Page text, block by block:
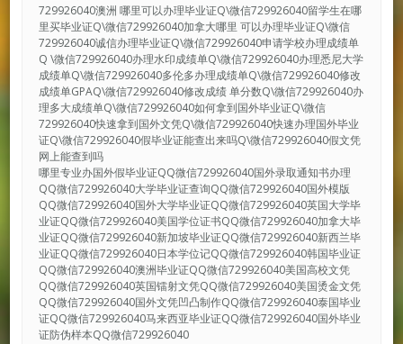
729926040澳洲 哪里可以办理毕业证Q\微信729926040留学生在哪
里买毕业证Q\微信729926040加拿大哪里 可以办理毕业证Q\微信
729926040诚信办理毕业证Q\微信729926040申请学校办理成绩单
Q \微信729926040办理水印成绩单Q\微信729926040办理悉尼大学
成绩单Q\微信729926040多伦多办理成绩单Q\微信729926040修改
成绩单GPAQ\微信729926040修改成绩 单分数Q\微信729926040办
理多大成绩单Q\微信729926040如何拿到国外毕业证Q\微信
729926040快速拿到国外文凭Q\微信729926040快速办理国外毕业
证Q\微信729926040假毕业证能查出来吗Q\微信729926040假文凭
网上能查到吗
哪里专业办国外假毕业证QQ微信729926040国外录取通知书办理
QQ微信729926040大学毕业证查询QQ微信729926040国外模版
QQ微信729926040国外大学毕业证QQ微信729926040英国大学毕
业证QQ微信729926040美国学位证书QQ微信729926040加拿大毕
业证QQ微信729926040新加坡毕业证QQ微信729926040新西兰毕
业证QQ微信729926040日本学位记QQ微信729926040韩国毕业证
QQ微信729926040澳洲毕业证QQ微信729926040美国高校文凭
QQ微信729926040英国镭射文凭QQ微信729926040美国烫金文凭
QQ微信729926040国外文凭凹凸制作QQ微信729926040泰国毕业
证QQ微信729926040马来西亚毕业证QQ微信729926040国外毕业
证防伪样本QQ微信729926040